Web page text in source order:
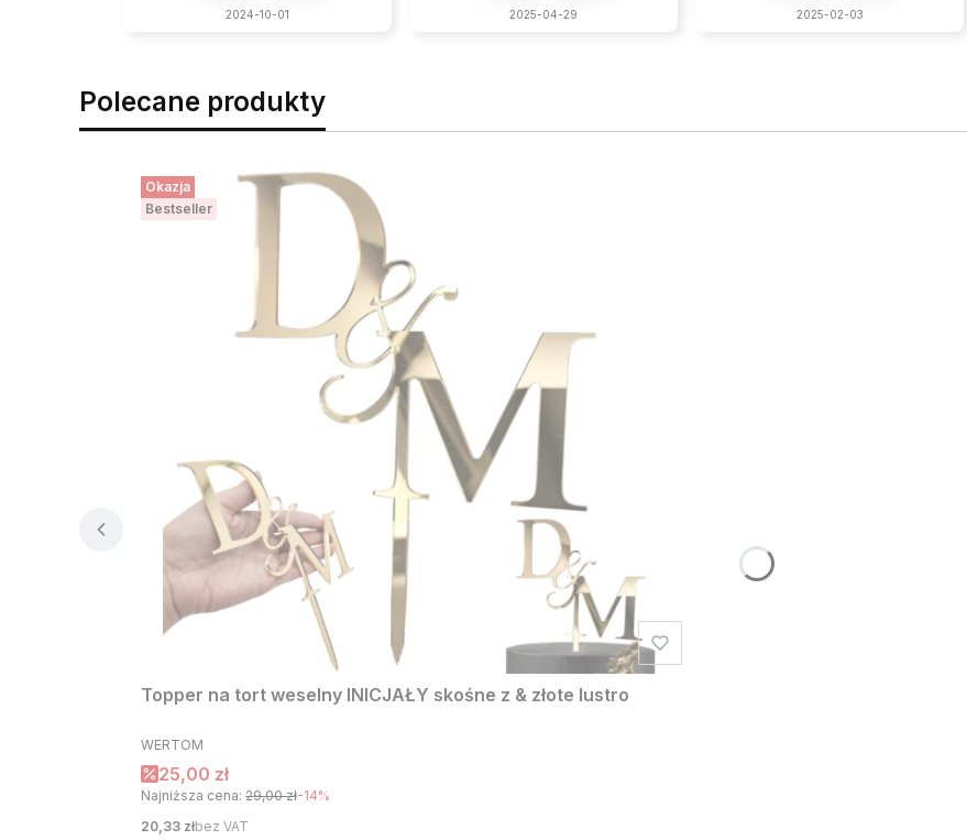
2024-10-01 2025-04-29 2025-02-03
Polecane produkty
Okazja
Bestseller
Topper na tort weselny INICJAŁY skośne z & złote lustro
PRODUCENT
WERTOM
Cena promocyjna
25,00 zł
Najniższa cena: 29,00 zł-14%
Cena
20,33 złbez VAT